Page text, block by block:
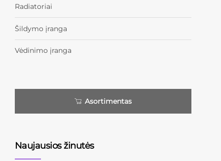
Radiatoriai
Šildymo įranga
Vėdinimo įranga
Asortimentas
Naujausios žinutės